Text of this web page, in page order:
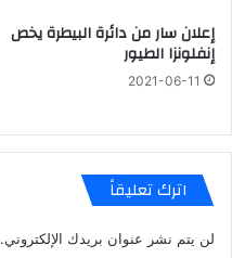
إعلان سار من دائرة البيطرة يخص
إنفلونزا الطيور
2021-06-11
اترك تعليقاً
لن يتم نشر عنوان بريدك الإلكتروني.